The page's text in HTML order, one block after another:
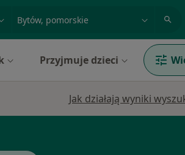
miasto lub dzielnica
Przyjmuje dzieci
Jak działają wyniki